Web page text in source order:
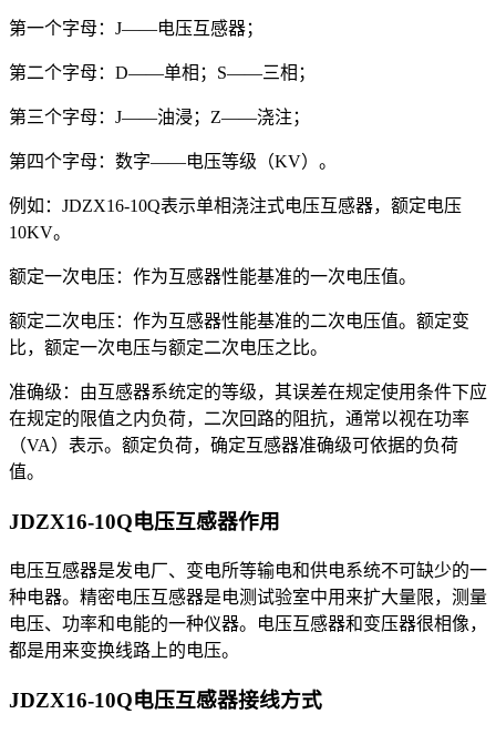
第一个字母：J——电压互感器；
第二个字母：D——单相；S——三相；
第三个字母：J——油浸；Z——浇注；
第四个字母：数字——电压等级（KV）。
例如：JDZX16-10Q表示单相浇注式电压互感器，额定电压
10KV。
额定一次电压：作为互感器性能基准的一次电压值。
额定二次电压：作为互感器性能基准的二次电压值。额定变
比，额定一次电压与额定二次电压之比。
准确级：由互感器系统定的等级，其误差在规定使用条件下应
在规定的限值之内负荷，二次回路的阻抗，通常以视在功率
（VA）表示。额定负荷，确定互感器准确级可依据的负荷
值。
JDZX16-10Q电压互感器作用
电压互感器是发电厂、变电所等输电和供电系统不可缺少的一
种电器。精密电压互感器是电测试验室中用来扩大量限，测量
电压、功率和电能的一种仪器。电压互感器和变压器很相像，
都是用来变换线路上的电压。
JDZX16-10Q电压互感器接线方式